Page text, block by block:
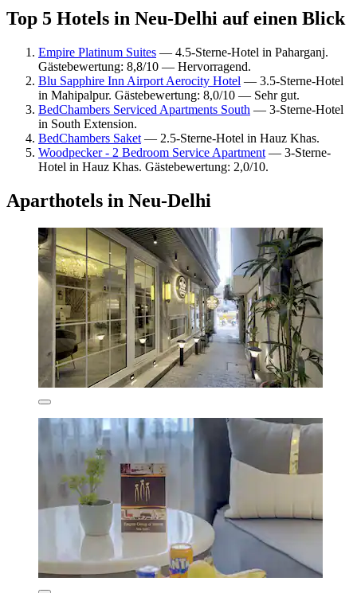
Top 5 Hotels in Neu-Delhi auf einen Blick
Empire Platinum Suites — 4.5-Sterne-Hotel in Paharganj.
Gästebewertung: 8,8/10 — Hervorragend.
Blu Sapphire Inn Airport Aerocity Hotel — 3.5-Sterne-Hotel
in Mahipalpur. Gästebewertung: 8,0/10 — Sehr gut.
BedChambers Serviced Apartments South — 3-Sterne-Hotel
in South Extension.
BedChambers Saket — 2.5-Sterne-Hotel in Hauz Khas.
Woodpecker - 2 Bedroom Service Apartment — 3-Sterne-
Hotel in Hauz Khas. Gästebewertung: 2,0/10.
Aparthotels in Neu-Delhi